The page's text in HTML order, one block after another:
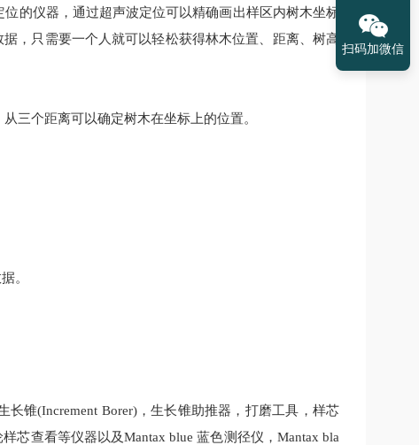
的仪器，通过超声波定位可以精确画出样区内树木坐标
，只需要一个人就可以轻松获得林木位置、距离、树高
三个距离可以确定树木在坐标上的位置。
。
锥(Increment Borer)，生长锥助推器，打磨工具，样芯
芯查看等仪器以及Mantax blue 蓝色测径仪，Mantax bla
扫码加微信